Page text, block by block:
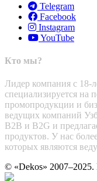
Telegram
Facebook
Instagram
YouTube
Кто мы?
Лидер компания с 18-
специализируется на
промопродукции и
ведущих компаний
B2B и B2G и
продуктов. У нас
которых являются
© «Dekos»